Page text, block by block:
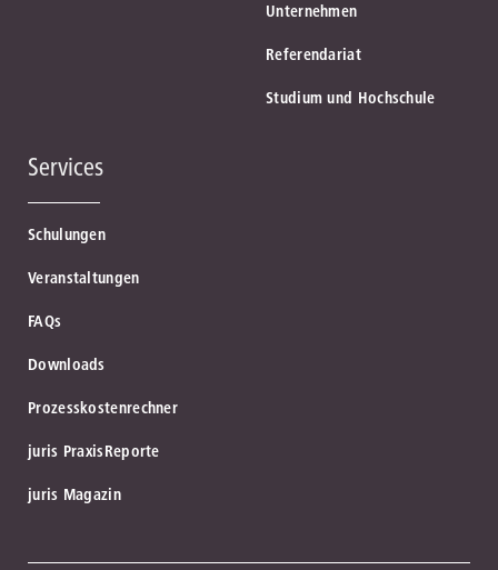
Unternehmen
Referendariat
Studium und Hochschule
Services
Schulungen
Veranstaltungen
FAQs
Downloads
Prozesskostenrechner
juris PraxisReporte
juris Magazin